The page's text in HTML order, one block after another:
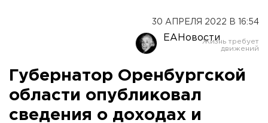
30 АПРЕЛЯ 2022 В 16:54
ЕАНовости
Губернатор Оренбургской
области опубликовал
сведения о доходах и